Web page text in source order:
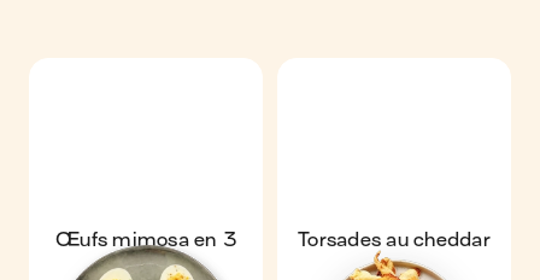
Œufs mimosa en 3
façons
Torsades au cheddar